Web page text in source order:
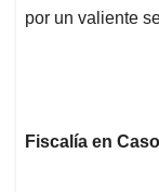
por un valiente
Fiscalía en